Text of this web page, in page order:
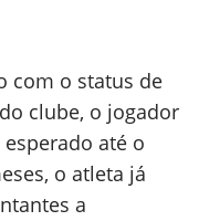
com o status de
clube, o jogador
até o
o atleta já
a